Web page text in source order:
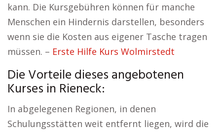
kann. Die Kursgebühren können für manche
Menschen ein Hindernis darstellen, besonders
wenn sie die Kosten aus eigener Tasche tragen
müssen. – Erste Hilfe Kurs Wolmirstedt
Die Vorteile dieses angebotenen
Kurses in Rieneck:
In abgelegenen Regionen, in denen
Schulungsstätten weit entfernt liegen, wird die